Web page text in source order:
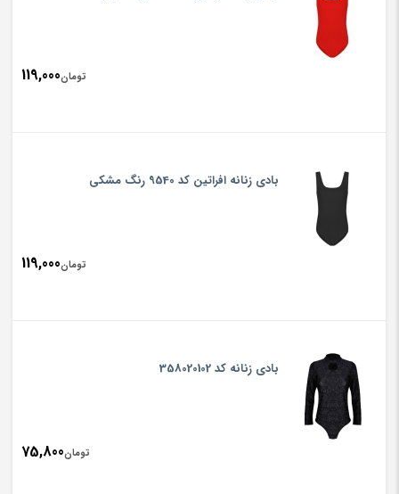
تومان119,000
بادی زنانه افراتین کد 9540 رنگ مشکی
تومان119,000
بادی زنانه کد 358020102
تومان75,800